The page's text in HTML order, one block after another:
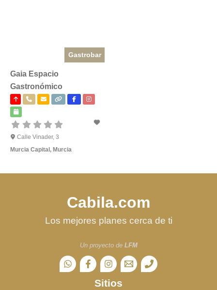
Gastrobar
Gaia Espacio
Gastronómico
Calle Vinader, 3
Murcia Capital, Murcia
Cabila.com
Los mejores planes cerca de ti
Un proyecto de LFM
Sitios